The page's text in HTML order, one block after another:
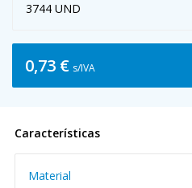
3744 UND
0,73 € s/IVA
Características
Material